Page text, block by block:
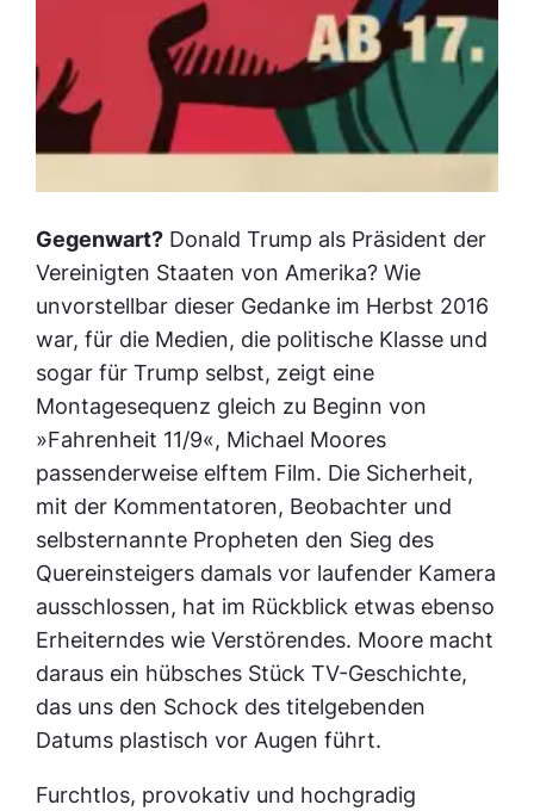
Gegenwart? Donald Trump als Präsident der
Vereinigten Staaten von Amerika? Wie
unvorstellbar dieser Gedanke im Herbst 2016
war, für die Medien, die politische Klasse und
sogar für Trump selbst, zeigt eine
Montagesequenz gleich zu Beginn von
»Fahrenheit 11/9«, Michael Moores
passenderweise elftem Film. Die Sicherheit,
mit der Kommentatoren, Beobachter und
selbsternannte Propheten den Sieg des
Quereinsteigers damals vor laufender Kamera
ausschlossen, hat im Rückblick etwas ebenso
Erheiterndes wie Verstörendes. Moore macht
daraus ein hübsches Stück TV-Geschichte,
das uns den Schock des titelgebenden
Datums plastisch vor Augen führt.
Furchtlos, provokativ und hochgradig